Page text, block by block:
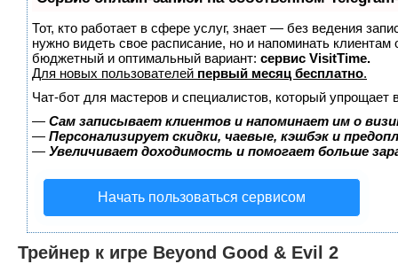
Тот, кто работает в сфере услуг, знает — без ведения
нужно видеть свое расписание, но и напоминать
бюджетный и оптимальный вариант: сервис VisitTime.
Для новых пользователей первый месяц бесплатно.
Чат-бот для мастеров и специалистов, который упрощает
— Сам записывает клиентов и напоминает им о
— Персонализирует скидки, чаевые, кэшбэк и
— Увеличивает доходимость и помогает больше
Начать пользоваться сервисом
Трейнер к игре Beyond Good & Evil 2